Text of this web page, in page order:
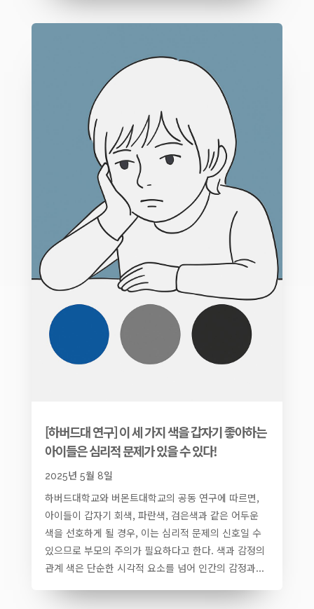
[하버드대 연구] 이 세 가지 색을 갑자기 좋아하는
아이들은 심리적 문제가 있을 수 있다!
2025년 5월 8일
하버드대학교와 버몬트대학교의 공동 연구에 따르면,
아이들이 갑자기 회색, 파란색, 검은색과 같은 어두운
색을 선호하게 될 경우, 이는 심리적 문제의 신호일 수
있으므로 부모의 주의가 필요하다고 한다. 색과 감정의
관계 색은 단순한 시각적 요소를 넘어 인간의 감정과...